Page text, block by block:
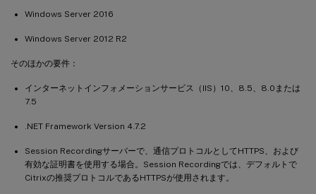
Windows Server 2016
Windows Server 2012 R2
そのほかの要件：
インターネットインフォメーションサービス（IIS）10、8.5、8.0または
7.5
.NET Framework Version 4.7.2
Session Recordingサーバーで、通信プロトコルとしてHTTPS、および
有効な証明書を使用する場合。Session Recordingでは、デフォルトで
Citrixの推奨プロトコルであるHTTPSが使用されます。